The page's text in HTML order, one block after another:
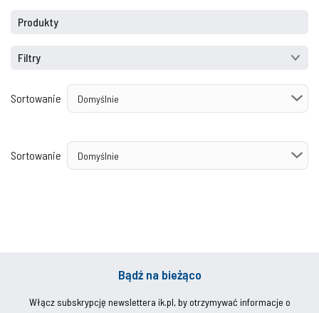
Produkty
Filtry
Sortowanie
Sortowanie
Bądź na bieżąco
Włącz subskrypcję newslettera ik.pl, by otrzymywać informacje o